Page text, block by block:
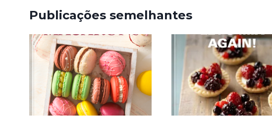
Publicações semelhantes